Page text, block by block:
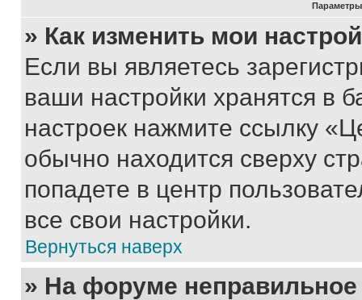
Параметры
» Как изменить мои
Если вы являетесь
ваши настройки хранятся в
настроек нажмите ссылку
обычно находится сверху
попадете в центр
все свои настройки.
Вернуться наверх
» На форуме